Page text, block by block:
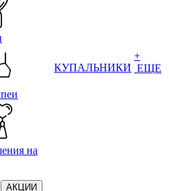
на
АКЦИИ
КУПАЛЬНИКИ
+
ЕЩЕ